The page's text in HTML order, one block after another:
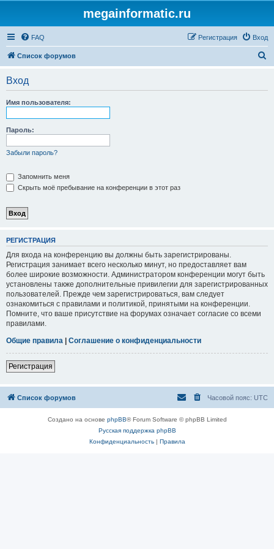
megainformatic.ru
FAQ Вход
Регистрация
Список форумов
Вход
Имя пользователя:
Пароль:
Забыли пароль?
Запомнить меня
Скрыть моё пребывание на конференции в этот раз
РЕГИСТРАЦИЯ
Для входа на конференцию вы должны быть зарегистрированы.
Регистрация занимает всего несколько минут, но предоставляет вам
более широкие возможности. Администратором конференции могут быть
установлены также дополнительные привилегии для зарегистрированных
пользователей. Прежде чем зарегистрироваться, вам следует
ознакомиться с правилами и политикой, принятыми на конференции.
Помните, что ваше присутствие на форумах означает согласие со всеми
правилами.
Общие правила | Соглашение о конфиденциальности
Регистрация
Список форумов Часовой пояс: UTC
Создано на основе phpBB® Forum Software © phpBB Limited
Русская поддержка phpBB
Конфиденциальность| Правила